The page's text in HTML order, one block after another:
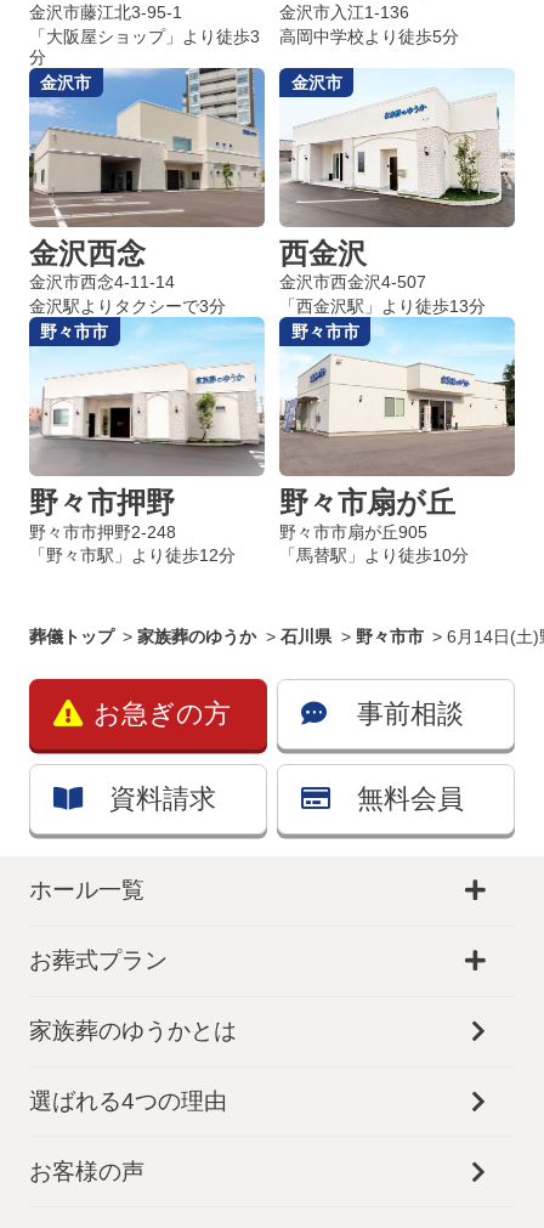
金沢市藤江北3-95-1
「大阪屋ショップ」より徒歩3
分
金沢市入江1-136
高岡中学校より徒歩5分
金沢市
金沢西念
金沢市西念4-11-14
金沢駅よりタクシーで3分
金沢市
西金沢
金沢市西金沢4-507
「西金沢駅」より徒歩13分
野々市市
野々市押野
野々市市押野2-248
「野々市駅」より徒歩12分
野々市市
野々市扇が丘
野々市市扇が丘905
「馬替駅」より徒歩10分
葬儀トップ >家族葬のゆうか >石川県 > 野々市市 >6月14日(土)
お急ぎの方 事前相談
資料請求 無料会員
ホール一覧
お葬式プラン
家族葬のゆうかとは
選ばれる4つの理由
お客様の声